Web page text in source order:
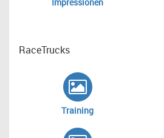
RaceTrucks
Training